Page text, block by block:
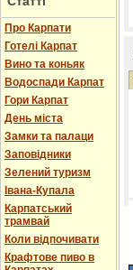
Про Карпати
Готелі Карпат
Вино та коньяк
Водоспади Карпат
Гори Карпат
День міста
Замки та палаци
Заповідники
Зелений туризм
Івана-Купала
Карпатський
трамвай
Коли відпочивати
Крафтове пиво в